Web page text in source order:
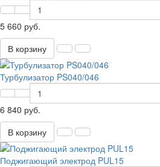
5 660 руб.
В корзину
Турбулизатор PS040/046
6 840 руб.
В корзину
Поджигающий электрод PUL15